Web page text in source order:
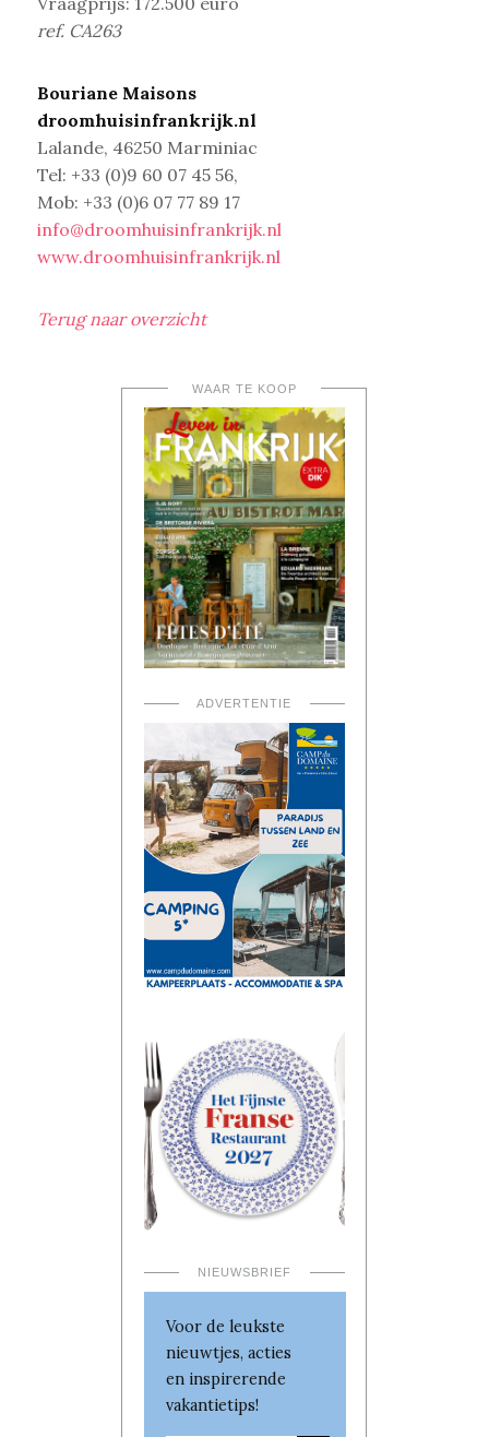
ref. CA263
Bouriane Maisons
droomhuisinfrankrijk.nl
Lalande, 46250 Marminiac
Tel: +33 (0)9 60 07 45 56,
Mob: +33 (0)6 07 77 89 17
info@droomhuisinfrankrijk.nl
www.droomhuisinfrankrijk.nl
Terug naar overzicht
WAAR TE KOOP
ADVERTENTIE
NIEUWSBRIEF
Voor de leukste
nieuwtjes, acties
en inspirerende
vakantietips!